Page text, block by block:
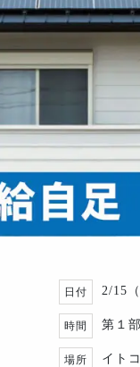
日付 2/15（
時間 第１
場所 イト